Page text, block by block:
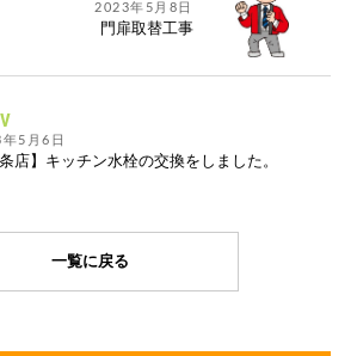
5月6日
条店】キッチン水栓の交換をしました。
2023年5月8日
門扉取替工事
一覧に戻る